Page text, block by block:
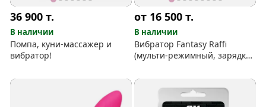
36 900т.
В наличии
Помпа, куни-массажер и
вибратор!
от 16 500т.
В наличии
Вибратор Fantasy Raffi
(мульти-режимный, зарядка,